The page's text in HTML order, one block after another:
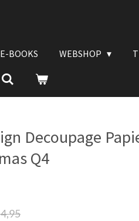
E-BOOKS WEBSHOP
Decoupage
Q4